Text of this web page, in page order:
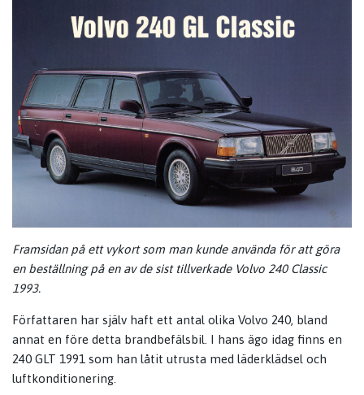
Framsidan på ett vykort som man kunde använda för att göra
en beställning på en av de sist tillverkade Volvo 240 Classic
1993.
Författaren har själv haft ett antal olika Volvo 240, bland
annat en före detta brandbefälsbil. I hans ägo idag finns en
240 GLT 1991 som han låtit utrusta med läderklädsel och
luftkonditionering.